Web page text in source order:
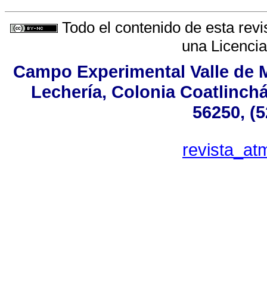
Todo el contenido de esta
una
Campo Experimental Valle de
Lechería, Colonia
56250,